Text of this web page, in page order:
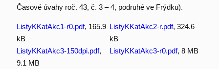
Časové úvahy roč. 43, č. 3 – 4, podruhé ve Frýdku).
ListyKKatAkc1-r0.pdf, 165.9
kB
ListyKKatAkc2-r.pdf, 324.6
kB
ListyKKatAkc3-150dpi.pdf,
9.1 MB
ListyKKatAkc3-r0.pdf, 8 MB